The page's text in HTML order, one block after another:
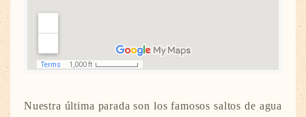
Nuestra última parada son los famosos saltos de agua